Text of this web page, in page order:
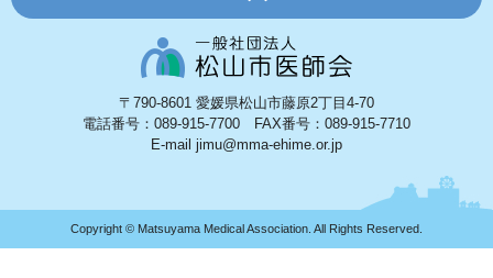
〒790-8601 愛媛県松山市藤原2丁目4-70
電話番号：089-915-7700 FAX番号：089-915-7710
E-mail jimu@mma-ehime.or.jp
Copyright © Matsuyama Medical Association. All Rights Reserved.